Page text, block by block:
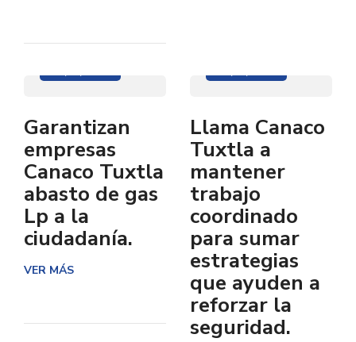
Garantizan
empresas
Canaco Tuxtla
abasto de gas
Lp a la
ciudadanía.
VER MÁS
Llama Canaco
Tuxtla a
mantener
trabajo
coordinado
para sumar
estrategias
que ayuden a
reforzar la
seguridad.